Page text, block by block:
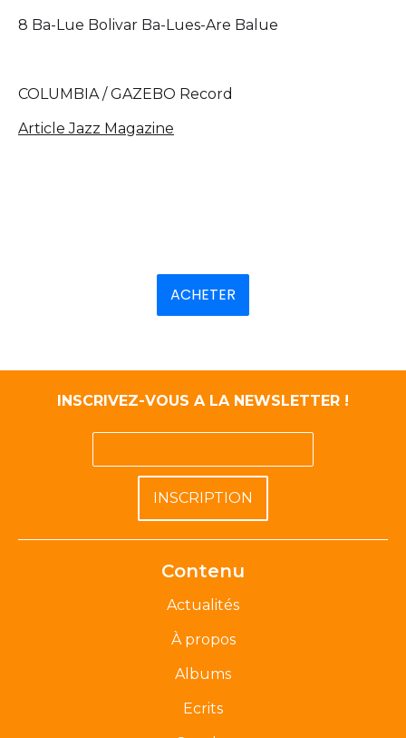
8 Ba-Lue Bolivar Ba-Lues-Are Balue
COLUMBIA / GAZEBO Record
Article Jazz Magazine
ACHETER
INSCRIVEZ-VOUS A LA NEWSLETTER !
Contenu
Actualités
À propos
Albums
Ecrits